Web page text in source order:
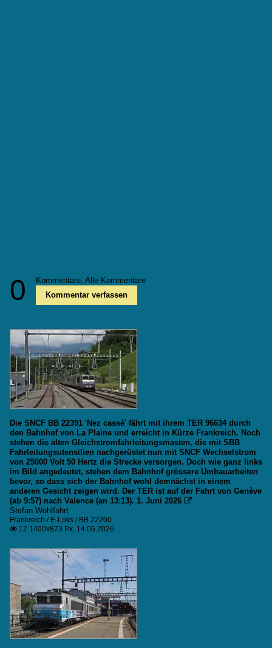
0 Kommentare, Alle Kommentare
Kommentar verfassen
Die SNCF BB 22391 'Nez cassé' fährt mit ihrem TER 96634 durch
den Bahnhof von La Plaine und erreicht in Kürze Frankreich. Noch
stehen die alten Gleichstromfahrleitungsmasten, die mit SBB
Fahrleitungsutensilien nachgerüstet nun mit SNCF Wechselstrom
von 25000 Volt 50 Hertz die Strecke versorgen. Doch wie ganz links
im Bild angedeutet, stehen dem Bahnhof grössere Umbauarbeiten
bevor, so dass sich der Bahnhof wohl demnächst in einem
anderen Gesicht zeigen wird. Der TER ist auf der Fahrt von Genève
(ab 9:57) nach Valence (an 13:13). 1. Juni 2026

Stefan Wohlfahrt
Frankreich / E-Loks / BB 22200
 12 1400x873 Px, 14.06.2026